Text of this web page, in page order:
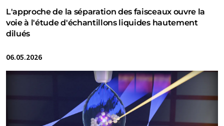
L'approche de la séparation des faisceaux ouvre la
voie à l'étude d'échantillons liquides hautement
dilués
06.05.2026